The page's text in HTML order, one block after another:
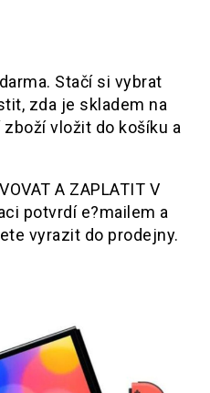
Stačí si vybrat
zda je skladem na
vložit do košíku a
A ZAPLATIT V
potvrdí e?mailem a
vyrazit do prodejny.